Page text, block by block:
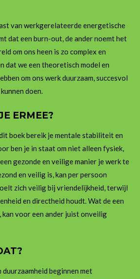
van werkgerelateerde energetische
dat een burn-out, de ander noemt het
om ons heen is zo complex en
dat we een theoretisch model en
om ons werk duurzaam, succesvol
doen.
ERMEE?
boek bereik je mentale stabiliteit en
ben je in staat om niet alleen fysiek,
gezonde en veilige manier je werk te
en veilig is, kan per persoon
zich veilig bij vriendelijkheid, terwijl
en directheid houdt. Wat de een
voor een ander juist onveilig
beginnen met